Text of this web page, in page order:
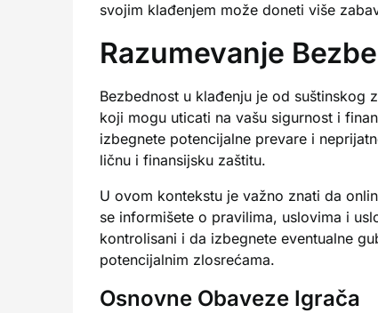
svojim klađenjem može doneti više
Razumevanje
Bezbednost u klađenju je od suštinskog
koji mogu uticati na vašu sigurnost i
izbegnete potencijalne prevare i
ličnu i finansijsku zaštitu.
U ovom kontekstu je važno znati da
se informišete o pravilima, uslovima i
kontrolisani i da izbegnete eventualne
potencijalnim zlosrećama.
Osnovne Obaveze Igrača